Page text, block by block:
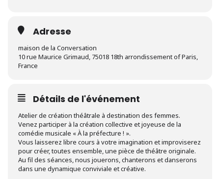
Adresse
maison de la Conversation
10 rue Maurice Grimaud, 75018 18th arrondissement of Paris,
France
Détails de l'événement
Atelier de création théâtrale à destination des femmes.
Venez participer à la création collective et joyeuse de la
comédie musicale « À la préfecture ! ».
Vous laisserez libre cours à votre imagination et improviserez
pour créer, toutes ensemble, une pièce de théâtre originale.
Au fil des séances, nous jouerons, chanterons et danserons
dans une dynamique conviviale et créative.